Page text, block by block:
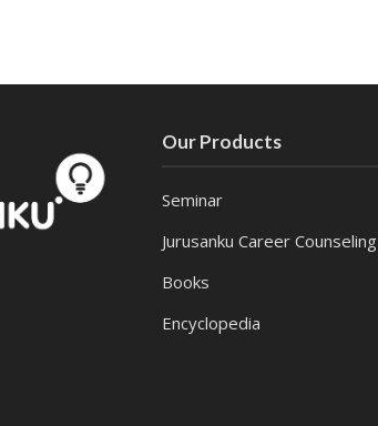
Our Products
Seminar
Jurusanku Career Counseling
Books
Encyclopedia